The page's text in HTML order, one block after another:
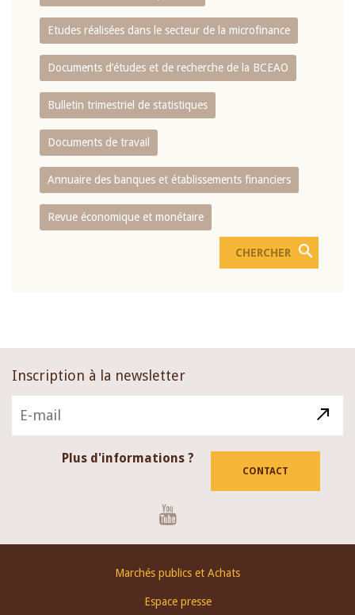
Etudes réalisées dans le secteur de la microfinance
Documents d’études et de recherche de la BCEAO
Bulletin trimestriel de statistiques
Documents de travail
Annuaire des banques et établissements financiers
Revue économique et monétaire
Inscription à la newsletter
Plus d'informations ?
CONTACT
Marchés publics et Achats
Espace presse